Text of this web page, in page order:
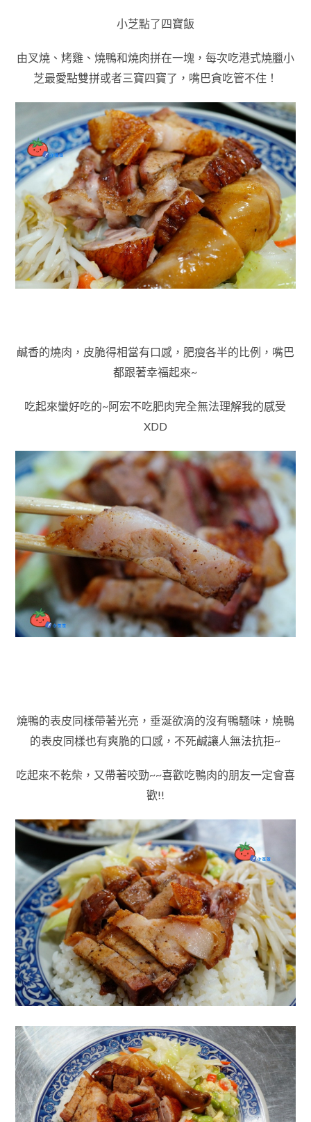
小芝點了四寶飯
由叉燒、烤雞、燒鴨和燒肉拼在一塊，每次吃港式燒臘小
芝最愛點雙拼或者三寶四寶了，嘴巴貪吃管不住！
鹹香的燒肉，皮脆得相當有口感，肥瘦各半的比例，嘴巴
都跟著幸福起來~
吃起來蠻好吃的~阿宏不吃肥肉完全無法理解我的感受
XDD
燒鴨的表皮同樣帶著光亮，垂涎欲滴的沒有鴨騷味，燒鴨
的表皮同樣也有爽脆的口感，不死鹹讓人無法抗拒~
吃起來不乾柴，又帶著咬勁~~喜歡吃鴨肉的朋友一定會喜
歡!!